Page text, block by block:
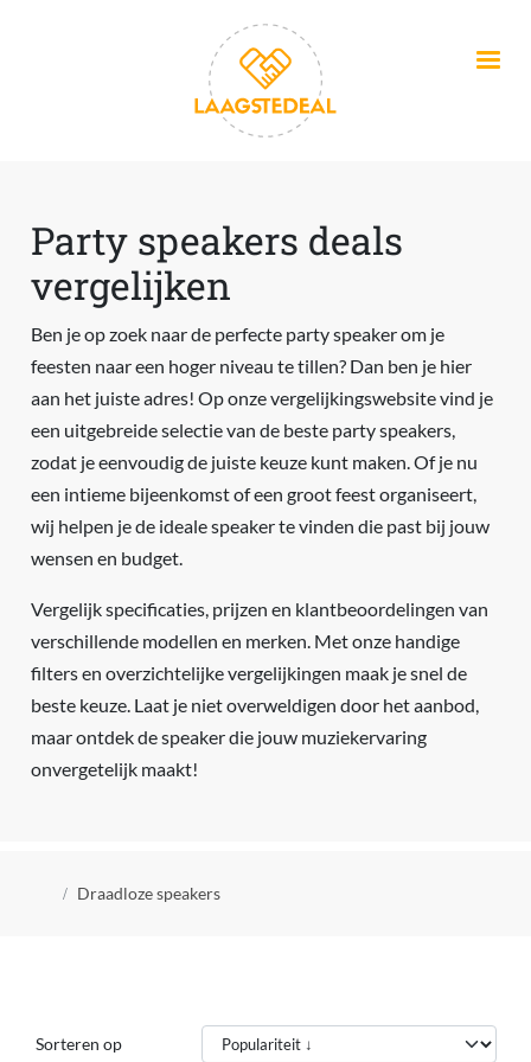
Party speakers deals
vergelijken
Ben je op zoek naar de perfecte party speaker om je
feesten naar een hoger niveau te tillen? Dan ben je hier
aan het juiste adres! Op onze vergelijkingswebsite vind je
een uitgebreide selectie van de beste party speakers,
zodat je eenvoudig de juiste keuze kunt maken. Of je nu
een intieme bijeenkomst of een groot feest organiseert,
wij helpen je de ideale speaker te vinden die past bij jouw
wensen en budget.
Vergelijk specificaties, prijzen en klantbeoordelingen van
verschillende modellen en merken. Met onze handige
filters en overzichtelijke vergelijkingen maak je snel de
beste keuze. Laat je niet overweldigen door het aanbod,
maar ontdek de speaker die jouw muziekervaring
onvergetelijk maakt!
Kruimelpad
Draadloze speakers
Sorteren op